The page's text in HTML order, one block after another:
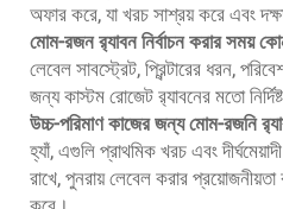
অফার করে, যা খরচ সাশ্রয় করে এবং
মোম-রজন র‍্যাবন নির্বাচন করার সময়
লেবেল সাবস্ট্রেট, প্রিন্টারের ধরন,
জন্য কাস্টম রোজেট র‍্যাবনের মতো
উচ্চ-পরিমাণ কাজের জন্য মোম-রজনি
হ্যাঁ, এগুলি প্রাথমিক খরচ এবং
রাখে, পুনরায় লেবেল করার প্রয়োজনীয়তা